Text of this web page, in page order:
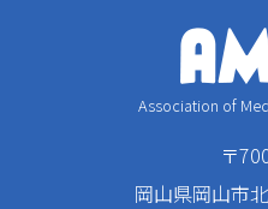
Association of
〒
岡山県岡山市